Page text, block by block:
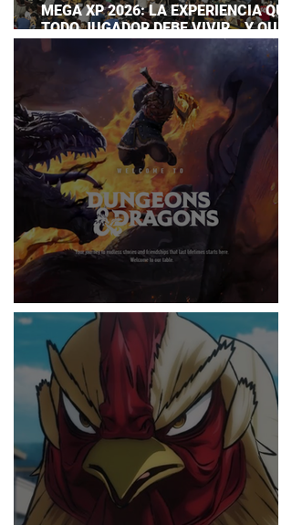
MEGA XP 2026: LA EXPERIENCIA QUE
TODO JUGADOR DEBE VIVIR… Y QUE
AHORA PUEDES DISFRUTAR A TU
DUNGEONS & DRAGONS ¿TE